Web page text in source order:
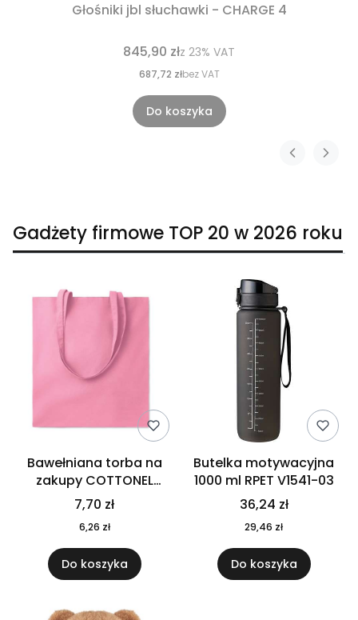
Głośniki jbl słuchawki - CHARGE 4
845,90 złz 23% VAT
687,72 złbez VAT
Do koszyka
Gadżety firmowe TOP 20 w 2026 roku
Bawełniana torba na
zakupy COTTONEL
COLOUR++ MO9846-11
7,70 zł
6,26 zł
Do koszyka
Butelka motywacyjna
1000 ml RPET V1541-03
36,24 zł
29,46 zł
Do koszyka